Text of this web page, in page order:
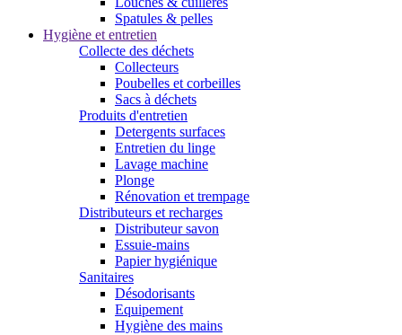
Spatules & pelles
Hygiène et entretien
Collecte des déchets
Collecteurs
Poubelles et corbeilles
Sacs à déchets
Produits d'entretien
Detergents surfaces
Entretien du linge
Lavage machine
Plonge
Rénovation et trempage
Distributeurs et recharges
Distributeur savon
Essuie-mains
Papier hygiénique
Sanitaires
Désodorisants
Equipement
Hygiène des mains